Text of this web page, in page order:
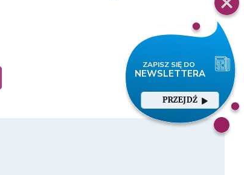
PRZEJDŹ